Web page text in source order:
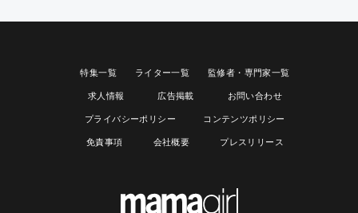
特集一覧 ライター一覧 監修者・専門家一覧
求人情報 広告掲載 お問い合わせ
プライバシーポリシー コンテンツポリシー
免責事項 会社概要 プレスリリース